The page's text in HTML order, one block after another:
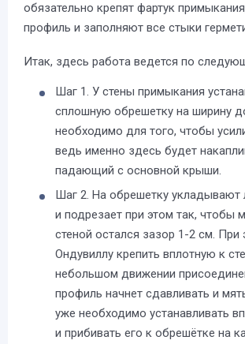
обязательно крепят фартук
профиль и заполняют все стыки
Итак, здесь работа ведется по
Шаг 1. У стены примыкания
сплошную обрешетку на ширину
необходимо для того, чтобы
ведь именно здесь будет
падающий с основной крыши.
Шаг 2. На обрешетку укладывают
и подрезает при этом так, чтобы
стеной остался зазор 1-2 см. При
Ондувиллу крепить вплотную к
небольшом движении
профиль начнет сдавливать и
уже необходимо устанавливать
и прибивать его к обрешётке на